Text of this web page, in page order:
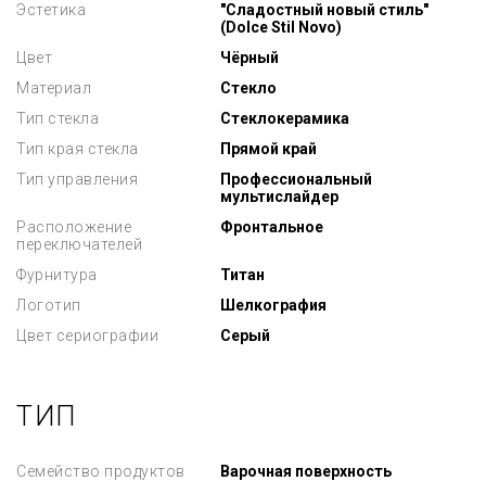
Эстетика
"Сладостный новый стиль"
(Dolce Stil Novo)
Цвет
Чёрный
Материал
Стекло
Тип стекла
Стеклокерамика
Тип края стекла
Прямой край
Тип управления
Профессиональный
мультислайдер
Расположение
переключателей
Фронтальное
Фурнитура
Титан
Логотип
Шелкография
Цвет сериографии
Серый
ТИП
Семейство продуктов
Варочная поверхность